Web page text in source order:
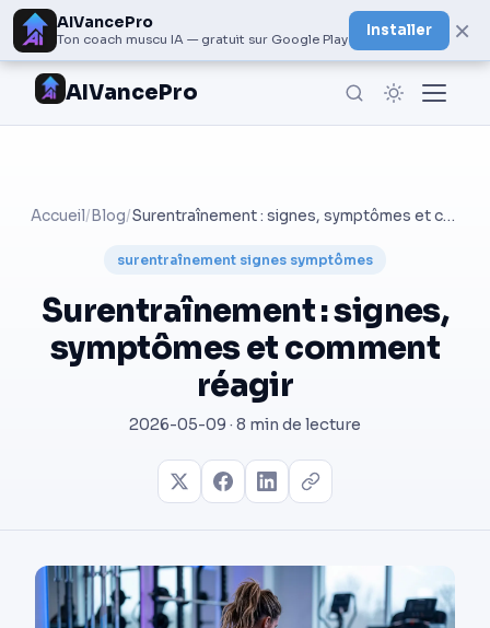
AIVancePro
Ton coach muscu IA — gratuit sur Google Play
Installer ×
AIVancePro
Accueil/ Blog/ Surentraînement : signes, symptômes et comment réagir
surentraînement signes symptômes
Surentraînement : signes,
symptômes et comment
réagir
2026-05-09 · 8 min de lecture